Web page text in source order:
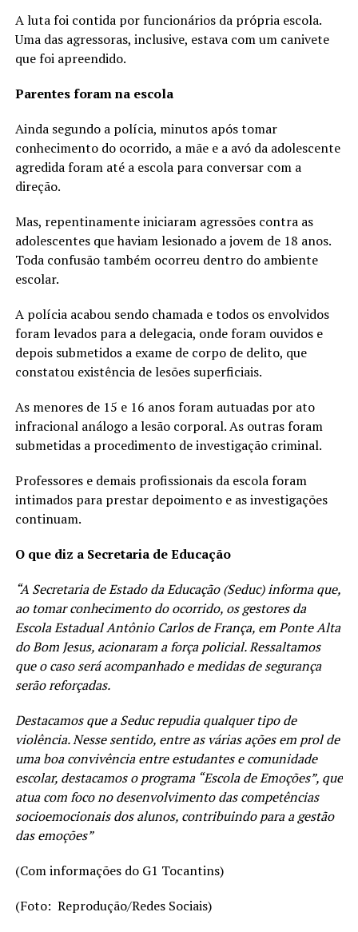
A luta foi contida por funcionários da própria escola.
Uma das agressoras, inclusive, estava com um canivete
que foi apreendido.
Parentes foram na escola
Ainda segundo a polícia, minutos após tomar
conhecimento do ocorrido, a mãe e a avó da adolescente
agredida foram até a escola para conversar com a
direção.
Mas, repentinamente iniciaram agressões contra as
adolescentes que haviam lesionado a jovem de 18 anos.
Toda confusão também ocorreu dentro do ambiente
escolar.
A polícia acabou sendo chamada e todos os envolvidos
foram levados para a delegacia, onde foram ouvidos e
depois submetidos a exame de corpo de delito, que
constatou existência de lesões superficiais.
As menores de 15 e 16 anos foram autuadas por ato
infracional análogo a lesão corporal. As outras foram
submetidas a procedimento de investigação criminal.
Professores e demais profissionais da escola foram
intimados para prestar depoimento e as investigações
continuam.
O que diz a Secretaria de Educação
“A Secretaria de Estado da Educação (Seduc) informa que,
ao tomar conhecimento do ocorrido, os gestores da
Escola Estadual Antônio Carlos de França, em Ponte Alta
do Bom Jesus, acionaram a força policial. Ressaltamos
que o caso será acompanhado e medidas de segurança
serão reforçadas.
Destacamos que a Seduc repudia qualquer tipo de
violência. Nesse sentido, entre as várias ações em prol de
uma boa convivência entre estudantes e comunidade
escolar, destacamos o programa “Escola de Emoções”, que
atua com foco no desenvolvimento das competências
socioemocionais dos alunos, contribuindo para a gestão
das emoções”
(Com informações do G1 Tocantins)
(Foto: Reprodução/Redes Sociais)